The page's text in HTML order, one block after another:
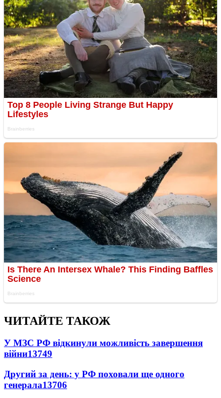
ЧИТАЙТЕ ТАКОЖ
У МЗС РФ відкинули можливість завершення
війни13749
Другий за день: у РФ поховали ще одного
генерала13706